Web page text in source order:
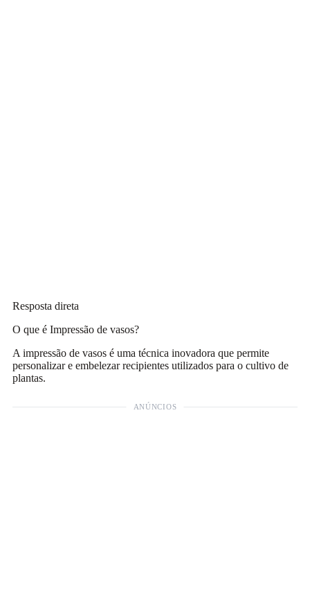
Resposta direta
O que é Impressão de vasos?
A impressão de vasos é uma técnica inovadora que permite
personalizar e embelezar recipientes utilizados para o cultivo de
plantas.
ANÚNCIOS